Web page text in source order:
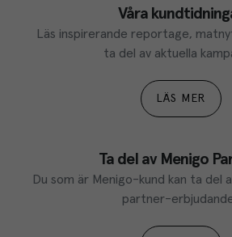
Våra
Läs inspirerande reportage,
ta del av aktuella
LÄS MER
Ta del av Menigo
Du som är Menigo-kund kan ta del
partner-